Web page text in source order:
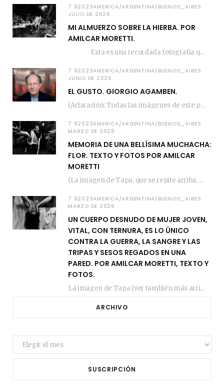
7 92023AMERICA/ARGENTINA/BUENOS_AIRES
JULIO DE 2026
MI ALMUERZO SOBRE LA HIERBA. POR
AMILCAR MORETTI.
Esta es una recordada fotografía que registré…
7 92023AMERICA/ARGENTINA/BUENOS_AIRES
JUNIO DE 2026
EL GUSTO. GIORGIO AGAMBEN.
(Aclaración: Todas las imágenes de este posteo fueron tomadas de Bloghemia.com, y todos los…
7 92023AMERICA/ARGENTINA/BUENOS_AIRES
MARZO DE 2026
MEMORIA DE UNA BELLÍSIMA MUCHACHA:
FLOR. TEXTO Y FOTOS POR AMILCAR
MORETTI
(La imagen de Tapa, que se repite arriba, fue compuesta por Amilcar Moretti el viernes…
7 92023AMERICA/ARGENTINA/BUENOS_AIRES
MARZO DE 2026
UN CUERPO DESNUDO DE MUJER JOVEN,
VITAL, CON TERNURA, ES LO ÚNICO
CONTRA LA GUERRA, LA SANGRE Y LAS
TRIPAS Y SESOS REGADOS EN UNA
PARED. POR AMILCAR MORETTI, TEXTO Y
FOTOS.
La imagen de Tapa (ver también más arriba) fue compuesta en estos días de febrero…
ARCHIVO
Archivo
SUSCRIPCIÓN